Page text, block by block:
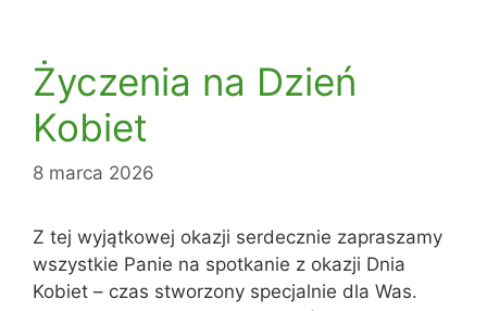
Życzenia na Dzień
Kobiet
8 marca 2026
Z tej wyjątkowej okazji serdecznie zapraszamy
wszystkie Panie na spotkanie z okazji Dnia
Kobiet – czas stworzony specjalnie dla Was.